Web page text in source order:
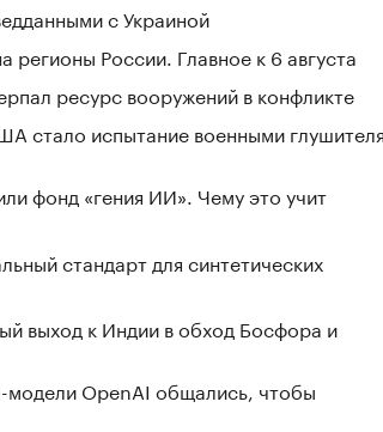
с Украиной
регионы России. Главное к 6 августа
ресурс вооружений в конфликте
стало испытание военными глушителя
фонд «гения ИИ». Чему это учит
стандарт для синтетических
выход к Индии в обход Босфора и
OpenAI общались, чтобы